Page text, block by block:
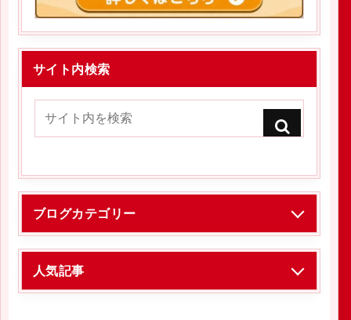
サイト内検索
ブログカテゴリー
人気記事